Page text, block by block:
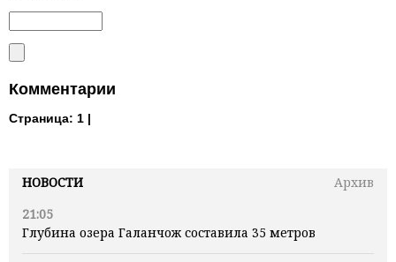
НОВОСТИ
Архив
21:05
Глубина озера Галанчож составила 35 метров
Комментарии
Страница: 1 |